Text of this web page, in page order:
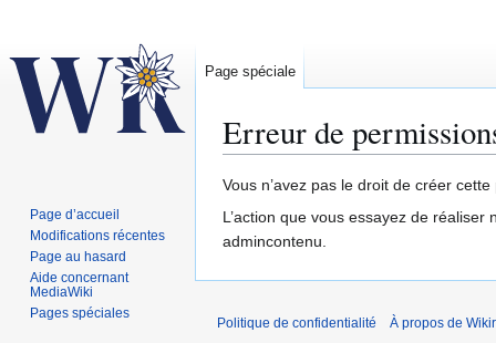
Erreur de
Aller
à
Aller
à
Vous n’avez pas le droit de créer
L’action que vous essayez de réaliser
admincontenu.
Page spéciale
Page d’accueil
Modifications récentes
Page au hasard
Aide concernant
MediaWiki
Pages spéciales
Politique de confidentialité À propos de